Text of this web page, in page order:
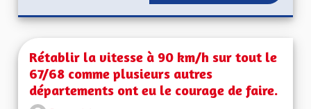
Rétablir la vitesse à 90 km/h sur tout le
67/68 comme plusieurs autres
départements ont eu le courage de faire.